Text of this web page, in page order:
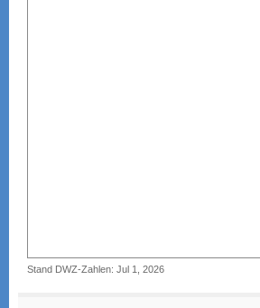
Stand DWZ-Zahlen: Jul 1, 2026